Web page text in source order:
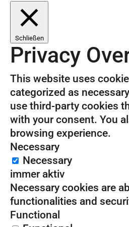
Schließen
Privacy
This website uses
categorized as
use third-party cookies
with your consent. You
browsing experience.
Necessary
Necessary
immer aktiv
Necessary cookies are
functionalities and
Functional